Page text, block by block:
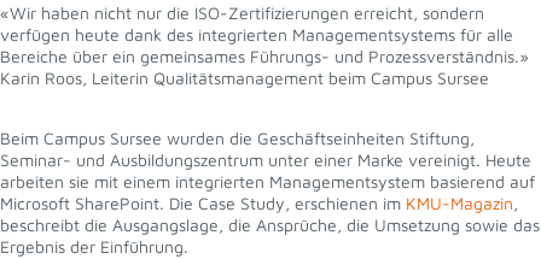
«Wir haben nicht nur die ISO-Zertifizierungen erreicht, sondern
verfügen heute dank des integrierten Managementsystems für alle
Bereiche über ein gemeinsames Führungs- und Prozessverständnis.»
Karin Roos, Leiterin Qualitätsmanagement beim Campus Sursee
Beim Campus Sursee wurden die Geschäftseinheiten Stiftung,
Seminar- und Ausbildungszentrum unter einer Marke vereinigt. Heute
arbeiten sie mit einem integrierten Managementsystem basierend auf
Microsoft SharePoint. Die Case Study, erschienen im KMU-Magazin,
beschreibt die Ausgangslage, die Ansprüche, die Umsetzung sowie das
Ergebnis der Einführung.